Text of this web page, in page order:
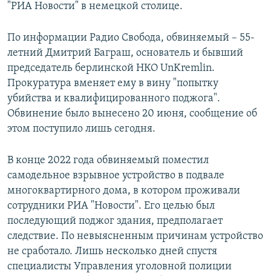
"РИА Новости" в немецкой столице.
По информации Радио Свобода, обвиняемый – 55-
летний Дмитрий Баграш, основатель и бывший
председатель берлинской НКО UnKremlin.
Прокуратура вменяет ему в вину "попытку
убийства и квалифицированного поджога".
Обвинение было вынесено 20 июня, сообщение об
этом поступило лишь сегодня.
В конце 2022 года обвиняемый поместил
самодельное взрывное устройство в подвале
многоквартирного дома, в котором проживали
сотрудники РИА "Новости". Его целью был
последующий поджог здания, предполагает
следствие. По невыясненным причинам устройство
не сработало. Лишь несколько дней спустя
специалисты Управления уголовной полиции